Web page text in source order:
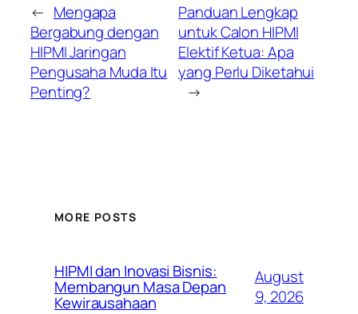
← Mengapa
Bergabung dengan
HIPMI Jaringan
Pengusaha Muda Itu
Penting?
Panduan Lengkap
untuk Calon HIPMI
Elektif Ketua: Apa
yang Perlu Diketahui
→
MORE POSTS
HIPMI dan Inovasi Bisnis:
Membangun Masa Depan
Kewirausahaan
August
9, 2026